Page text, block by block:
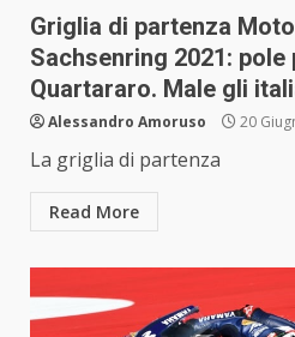
Griglia di partenza
Sachsenring 2021: pole
Quartararo. Male gli
Alessandro Amoruso 20
La griglia di partenza
Read More